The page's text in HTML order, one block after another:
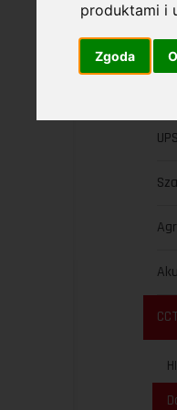
produktami i
Zgoda